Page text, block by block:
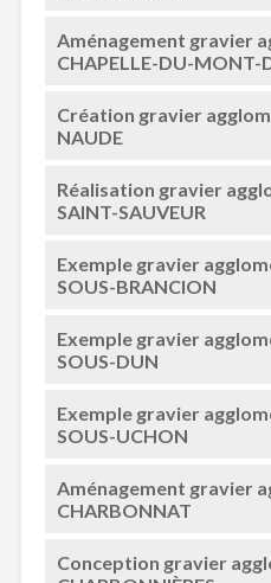
Aménagement gravier
CHAPELLE-DU-MONT-
Création gravier
NAUDE
Réalisation gravier
SAINT-SAUVEUR
Exemple gravier
SOUS-BRANCION
Exemple gravier
SOUS-DUN
Exemple gravier
SOUS-UCHON
Aménagement gravier
CHARBONNAT
Conception gravier